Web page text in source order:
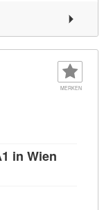
MERKEN
in Wien